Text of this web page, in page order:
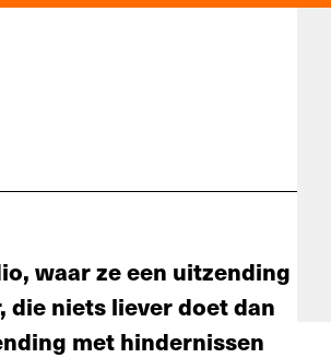
waar ze een uitzending
die niets liever doet dan
met hindernissen